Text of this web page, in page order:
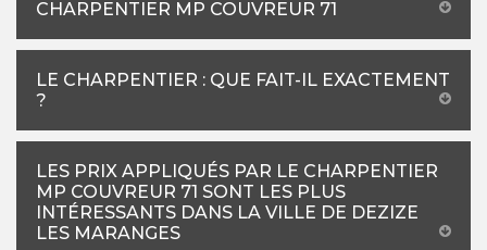
CHARPENTIER MP COUVREUR 71
LE CHARPENTIER : QUE FAIT-IL EXACTEMENT
?
LES PRIX APPLIQUÉS PAR LE CHARPENTIER
MP COUVREUR 71 SONT LES PLUS
INTÉRESSANTS DANS LA VILLE DE DEZIZE
LES MARANGES